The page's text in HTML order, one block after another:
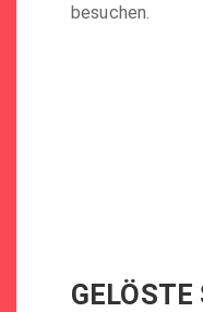
besuchen.